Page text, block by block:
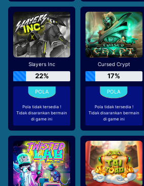
Slayers Inc
22%
Pola tidak tersedia !
Tidak disarankan bermain
di game ini
Cursed Crypt
17%
Pola tidak tersedia !
Tidak disarankan bermain
di game ini